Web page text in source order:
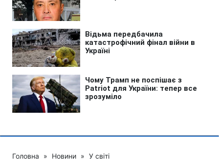
Головна » Новини » У світі